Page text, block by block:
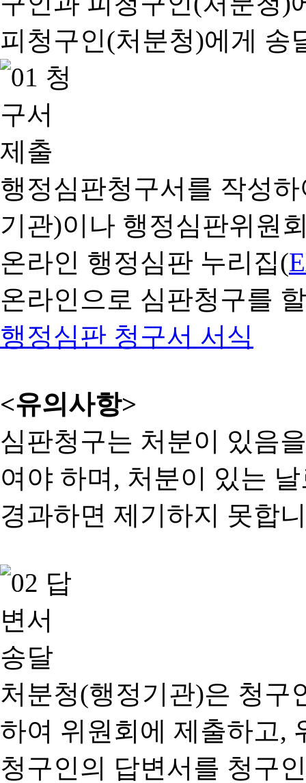
행정심판청구서를 작성
기관)이나 행정심판위원
온라인 행정심판 누리집(
온라인으로 심판청구를
행정심판 청구서 서식
<유의사항>
심판청구는 처분이 있음
여야 하며, 처분이 있는
경과하면 제기하지 못합
처분청(행정기관)은 청구
하여 위원회에 제출하고,
청구인의 답변서를 청구